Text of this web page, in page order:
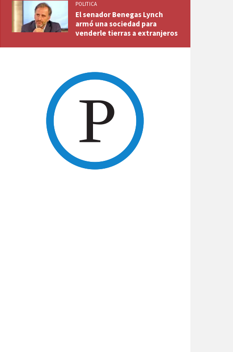
POLITICA
El senador Benegas Lynch
armó una sociedad para
venderle tierras a extranjeros